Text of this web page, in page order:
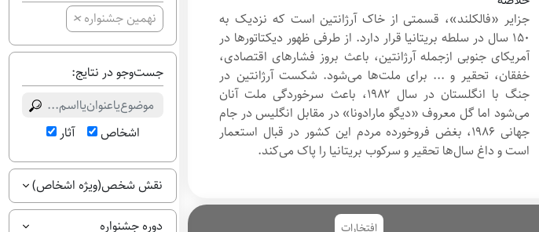
نهمین جشنواره+
جست‌وجو در نتایج:
اشخاص آثار
نقش شخص(ویژه اشخاص)
دوره جشنواره
جزایر «فالکلند»، قسمتی از خاک آرژانتین است که نزدیک به
۱۵۰ سال در سلطه بریتانیا قرار دارد. از طرفی ظهور دیکتاتورها در
آمریکای جنوبی ازجمله آرژانتین، باعث بروز فشارهای اقتصادی،
خفقان، تحقیر و ... برای ملت‌ها می‌شود. شکست آرژانتین در
جنگ با انگلستان در سال ۱۹۸۲، باعث سرخوردگی ملت آنان
می‌شود اما گل معروف «دیگو مارادونا» در مقابل انگلیس در جام
جهانی ۱۹۸۶، بغض فروخورده مردم این کشور در قبال استعمار
است و داغ سال‌ها تحقیر و سرکوب بریتانیا را پاک می‌کند.
افتخارات